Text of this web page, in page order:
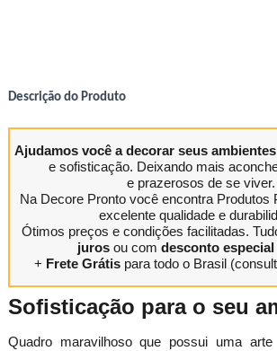
Descrição do Produto
Ajudamos você a decorar seus ambientes
e sofisticação. Deixando mais
e prazerosos de se viver.
Na Decore Pronto você encontra Produtos
excelente qualidade e
Ótimos preços e condições facilitadas.
jurosou com desconto especial
+ Frete Grátispara todo o Brasil
Sofisticação para o seu
Quadro maravilhoso que possui uma